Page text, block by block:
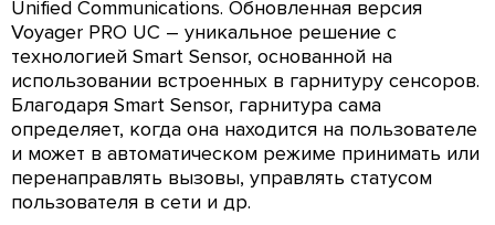
Unified Communications. Обновленная версия
Voyager PRO UC – уникальное решение с
технологией Smart Sensor, основанной на
использовании встроенных в гарнитуру сенсоров.
Благодаря Smart Sensor, гарнитура сама
определяет, когда она находится на пользователе
и может в автоматическом режиме принимать или
перенаправлять вызовы, управлять статусом
пользователя в сети и др.